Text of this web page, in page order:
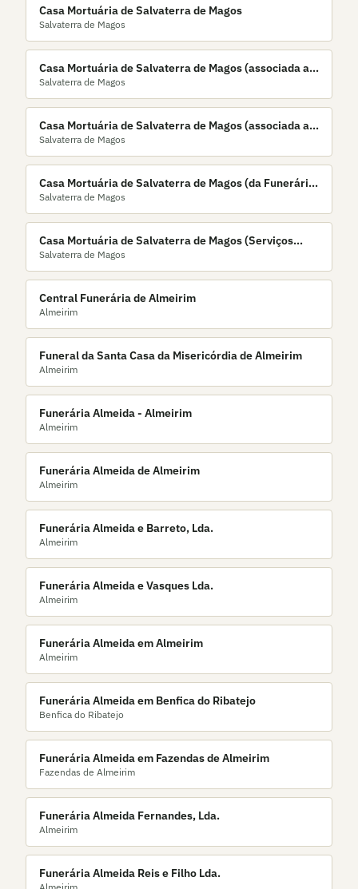
Casa Mortuária de Salvaterra de Magos
Salvaterra de Magos
Casa Mortuária de Salvaterra de Magos (associada a
agência de Almeirim)
Salvaterra de Magos
Casa Mortuária de Salvaterra de Magos (associada a
agências locais)
Salvaterra de Magos
Casa Mortuária de Salvaterra de Magos (da Funerária
Almeida)
Salvaterra de Magos
Casa Mortuária de Salvaterra de Magos (Serviços
Funerários)
Salvaterra de Magos
Central Funerária de Almeirim
Almeirim
Funeral da Santa Casa da Misericórdia de Almeirim
Almeirim
Funerária Almeida - Almeirim
Almeirim
Funerária Almeida de Almeirim
Almeirim
Funerária Almeida e Barreto, Lda.
Almeirim
Funerária Almeida e Vasques Lda.
Almeirim
Funerária Almeida em Almeirim
Almeirim
Funerária Almeida em Benfica do Ribatejo
Benfica do Ribatejo
Funerária Almeida em Fazendas de Almeirim
Fazendas de Almeirim
Funerária Almeida Fernandes, Lda.
Almeirim
Funerária Almeida Reis e Filho Lda.